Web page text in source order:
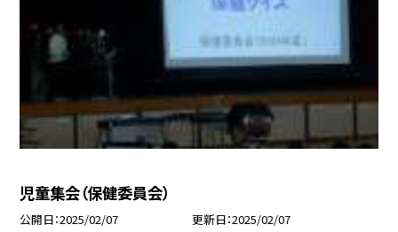
児童集会（保健委員会）
公開日 2025/02/07 更新日 2025/02/07